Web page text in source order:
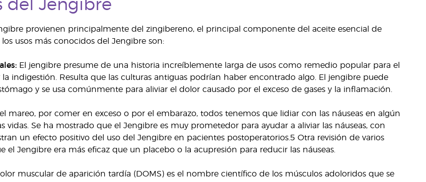
del Jengibre
provienen principalmente del zingibereno, el principal componente del aceite esencial de
usos más conocidos del Jengibre son:
El jengibre presume de una historia increíblemente larga de usos como remedio popular para el
la indigestión. Resulta que las culturas antiguas podrían haber encontrado algo. El jengibre puede
y se usa comúnmente para aliviar el dolor causado por el exceso de gases y la inflamación.
mareo, por comer en exceso o por el embarazo, todos tenemos que lidiar con las náuseas en algún
vidas. Se ha mostrado que el Jengibre es muy prometedor para ayudar a aliviar las náuseas, con
un efecto positivo del uso del Jengibre en pacientes postoperatorios.5 Otra revisión de varios
el Jengibre era más eficaz que un placebo o la acupresión para reducir las náuseas.
muscular de aparición tardía (DOMS) es el nombre científico de los músculos adoloridos que se